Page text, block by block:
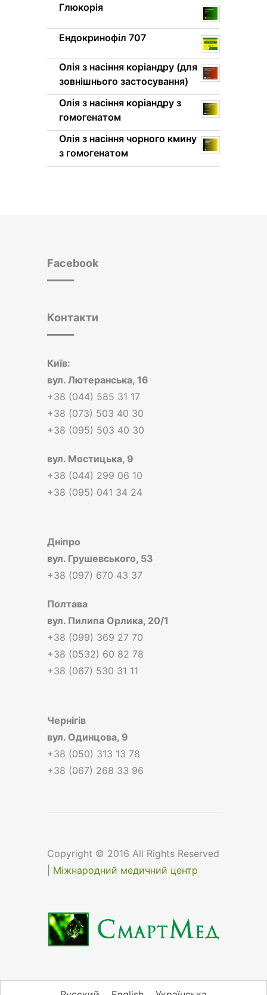
Глюкорія
Ендокринофіл 707
Олія з насіння коріандру (для
зовнішнього застосування)
Олія з насіння коріандру з
гомогенатом
Олія з насіння чорного кмину
з гомогенатом
Facebook
Контакти
Київ:
вул. Лютеранська, 16
+38 (044) 585 31 17
+38 (073) 503 40 30
+38 (095) 503 40 30
вул. Мостицька, 9
+38 (044) 299 06 10
+38 (095) 041 34 24
Дніпро
вул. Грушевського, 53
+38 (097) 670 43 37
Полтава
вул. Пилипа Орлика, 20/1
+38 (099) 369 27 70
+38 (0532) 60 82 78
+38 (067) 530 31 11
Чернігів
вул. Одинцова, 9
+38 (050) 313 13 78
+38 (067) 268 33 96
Copyright © 2016 All Rights Reserved
Міжнародний медичний центр